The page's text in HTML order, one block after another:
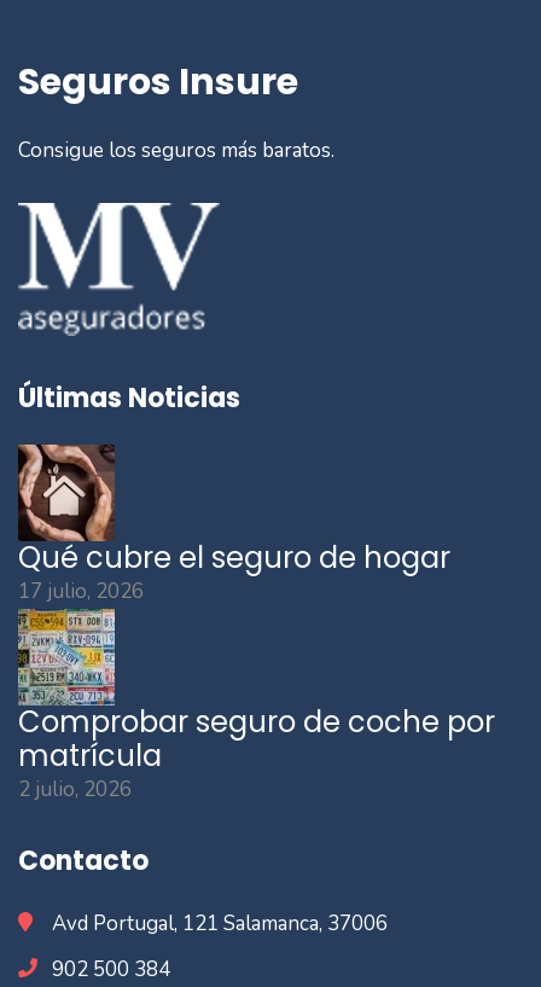
Seguros Insure
Consigue los seguros más baratos.
Últimas Noticias
Qué cubre el seguro de hogar
17 julio, 2026
Comprobar seguro de coche por
matrícula
2 julio, 2026
Contacto
Avd Portugal, 121 Salamanca, 37006
902 500 384